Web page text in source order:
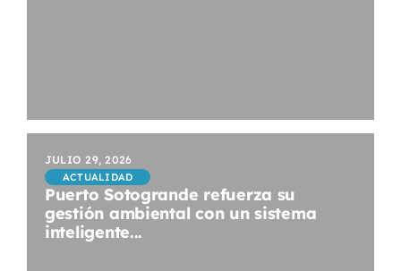
JULIO 29, 2026
ACTUALIDAD
Puerto Sotogrande refuerza su
gestión ambiental con un sistema
inteligente...